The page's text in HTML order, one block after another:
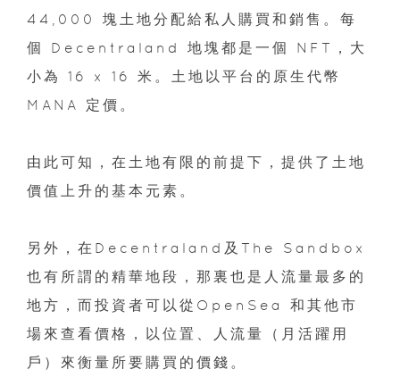
44,000 塊土地分配給私人購買和銷售。每
個 Decentraland 地塊都是一個 NFT，大
小為 16 x 16 米。土地以平台的原生代幣
MANA 定價。
由此可知，在土地有限的前提下，提供了土地
價值上升的基本元素。
另外，在Decentraland及The Sandbox
也有所謂的精華地段，那裏也是人流量最多的
地方，而投資者可以從OpenSea 和其他市
場來查看價格，以位置、人流量（月活躍用
戶）來衡量所要購買的價錢。